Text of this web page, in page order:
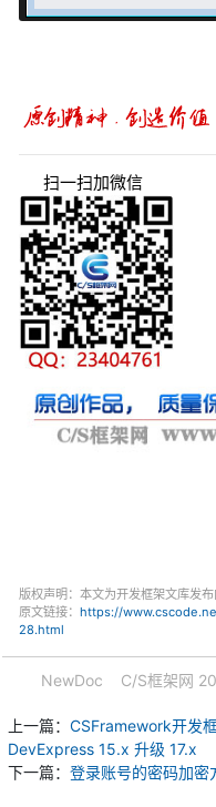
扫一扫加微信
版权声明：本文为开发框架文库发
原文链接： https://
28.html
NewDoc C/S框架网
上一篇： CSFramework开发
DevExpress 15.x 升级 17.x
下一篇： 登录账号的密码加密